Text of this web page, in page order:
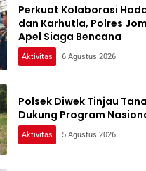
Perkuat Kolaborasi
dan Karhutla, Polres
Apel Siaga Bencana
Aktivitas 6 Agustus 2026
Polsek Diwek Tinjau
Dukung Program
Aktivitas 5 Agustus 2026